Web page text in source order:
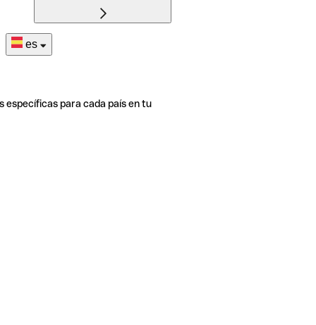
es
específicas para cada país en tu